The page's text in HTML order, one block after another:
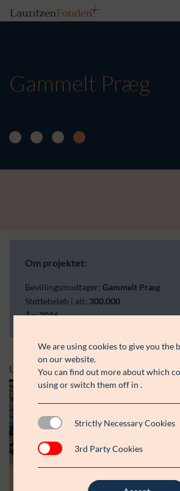
Gammelt Præg
Om projektet:
Bevillingsmodtager: Gammelt Præg
Støttebeløb i alt: 300.000
År:2016
Uddelinger
Modtager:
Modtager:
Støttebeløb
We are using cookies to give you the
on our website.
You can find out more about which
using or switch them off in.
Strictly Necessary Cookies
3rd Party Cookies